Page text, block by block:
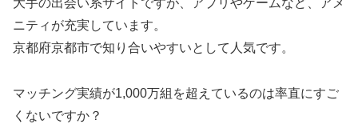
大手の出会い系サイトですが、アプリやゲームなど、アメ
ニティが充実しています。
京都府京都市で知り合いやすいとして人気です。
マッチング実績が1,000万組を超えているのは率直にすご
くないですか？